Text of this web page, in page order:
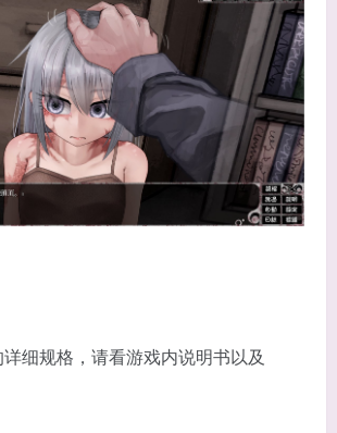
细规格，请看游戏内说明书以及